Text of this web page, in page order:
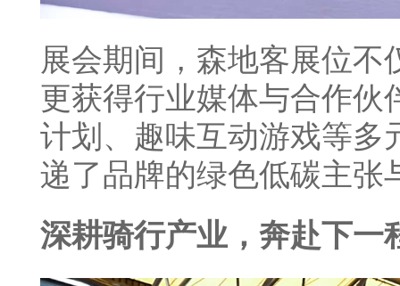
展会期间，森地客展位
更获得行业媒体与合作伙
计划、趣味互动游戏等多
递了品牌的绿色低碳主张
深耕骑行产业，奔赴下一